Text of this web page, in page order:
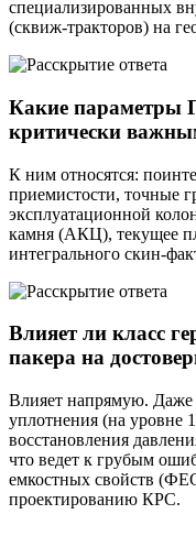
специализированных
(сквиж-тракторов) на
Какие параметры
критически
К ним относятся:
приемистости, точные
эксплуатационной
камня (АКЦ), текущее
интегрального скин-
Влияет ли класс
пакера на
Влияет напрямую. Даже
уплотнения (на уровне
восстановления
что ведет к грубым
емкостных свойств
проектированию КРС.